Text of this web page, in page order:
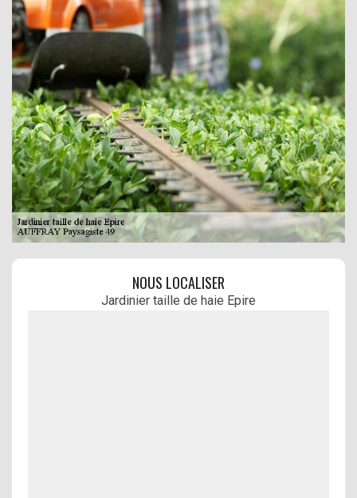
NOUS LOCALISER
Jardinier taille de haie Epire